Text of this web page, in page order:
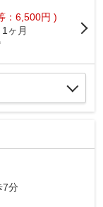
：6,500円 )
1ヶ月
7分